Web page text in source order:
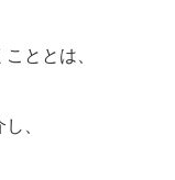
ととは、
、